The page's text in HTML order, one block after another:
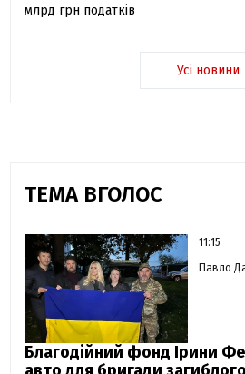
млрд грн податків
Усі новини
ТЕМА ВГОЛОС
11:15
Павло
Благодійний фонд Ірини